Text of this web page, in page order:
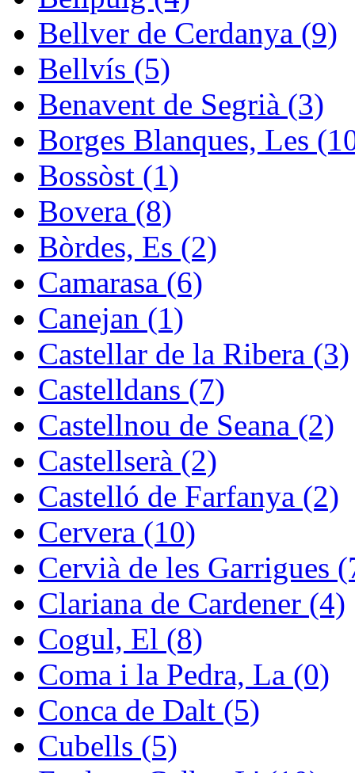
Bellver de Cerdanya (9)
Bellvís (5)
Benavent de Segrià (3)
Borges Blanques, Les
Bossòst (1)
Bovera (8)
Bòrdes, Es (2)
Camarasa (6)
Canejan (1)
Castellar de la Ribera (3)
Castelldans (7)
Castellnou de Seana (2)
Castellserà (2)
Castelló de Farfanya (2)
Cervera (10)
Cervià de les Garrigues
Clariana de Cardener (4)
Cogul, El (8)
Coma i la Pedra, La (0)
Conca de Dalt (5)
Cubells (5)